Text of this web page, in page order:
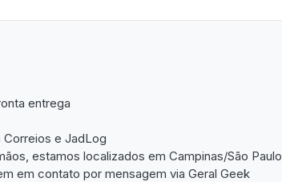
entrega
Correios e JadLog
estamos localizados em Campinas/São Paulo
em contato por mensagem via Geral Geek